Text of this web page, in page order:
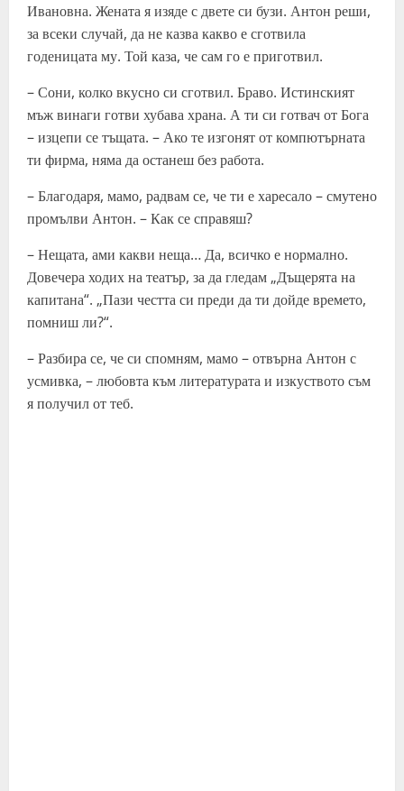
Ивановна. Жената я изяде с двете си бузи. Антон реши,
за всеки случай, да не казва какво е сготвила
годеницата му. Той каза, че сам го е приготвил.
– Сони, колко вкусно си сготвил. Браво. Истинският
мъж винаги готви хубава храна. А ти си готвач от Бога
– изцепи се тъщата. – Ако те изгонят от компютърната
ти фирма, няма да останеш без работа.
– Благодаря, мамо, радвам се, че ти е харесало – смутено
промълви Антон. – Как се справяш?
– Нещата, ами какви неща… Да, всичко е нормално.
Довечера ходих на театър, за да гледам „Дъщерята на
капитана“. „Пази честта си преди да ти дойде времето,
помниш ли?“.
– Разбира се, че си спомням, мамо – отвърна Антон с
усмивка, – любовта към литературата и изкуството съм
я получил от теб.